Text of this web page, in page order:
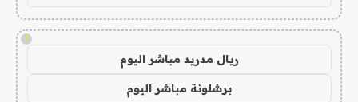
!
ريال مدريد مباشر اليوم
برشلونة مباشر اليوم